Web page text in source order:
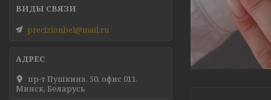
precizionbel@mail.ru
пр-т Пушкина, 50, офис 011,
Минск, Беларусь